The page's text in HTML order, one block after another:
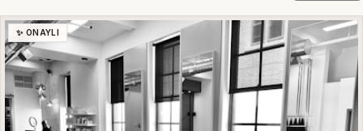
✨ ONAYLI